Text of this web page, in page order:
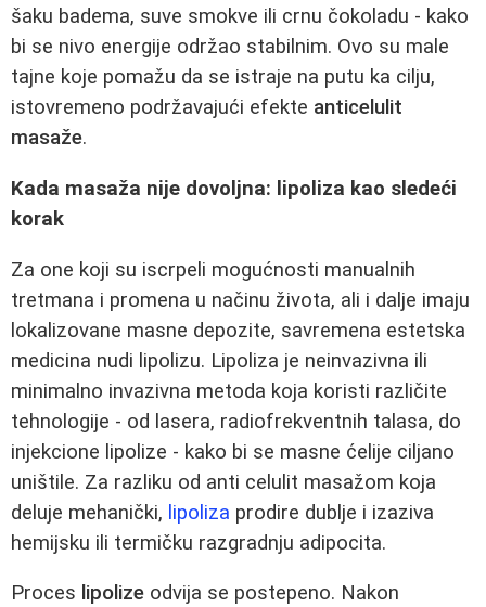
šaku badema, suve smokve ili crnu čokoladu - kako
bi se nivo energije održao stabilnim. Ovo su male
tajne koje pomažu da se istraje na putu ka cilju,
istovremeno podržavajući efekte anticelulit
masaže.
Kada masaža nije dovoljna: lipoliza kao sledeći
korak
Za one koji su iscrpeli mogućnosti manualnih
tretmana i promena u načinu života, ali i dalje imaju
lokalizovane masne depozite, savremena estetska
medicina nudi lipolizu. Lipoliza je neinvazivna ili
minimalno invazivna metoda koja koristi različite
tehnologije - od lasera, radiofrekventnih talasa, do
injekcione lipolize - kako bi se masne ćelije ciljano
uništile. Za razliku od anti celulit masažom koja
deluje mehanički, lipoliza prodire dublje i izaziva
hemijsku ili termičku razgradnju adipocita.
Proces lipolize odvija se postepeno. Nakon